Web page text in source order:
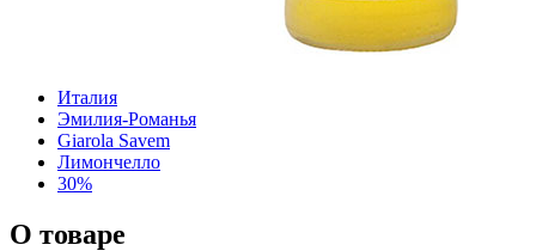
Италия
Эмилия-Романья
Giarola Savem
Лимончелло
30%
О товаре